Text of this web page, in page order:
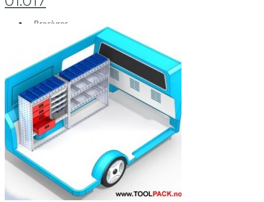
Brosjyrer
Fotogalleri
Nyheter
Om oss
Skreddersøm
Ansatte
Kontakt oss
Mini Cart